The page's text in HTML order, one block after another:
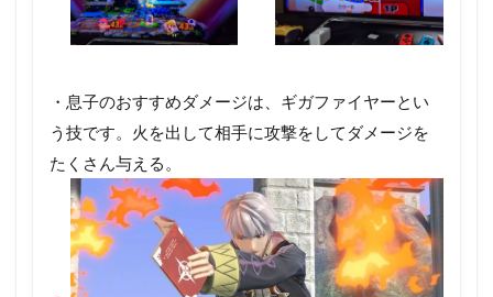
・息子のおすすめダメージは、ギガファイヤーとい
う技です。火を出して相手に攻撃をしてダメージを
たくさん与える。